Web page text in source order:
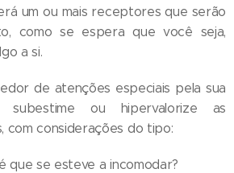
um ou mais receptores que serão
como se espera que você seja,
a si.
de atenções especiais pela sua
subestime ou hipervalorize as
com considerações do tipo:
que se esteve a incomodar?